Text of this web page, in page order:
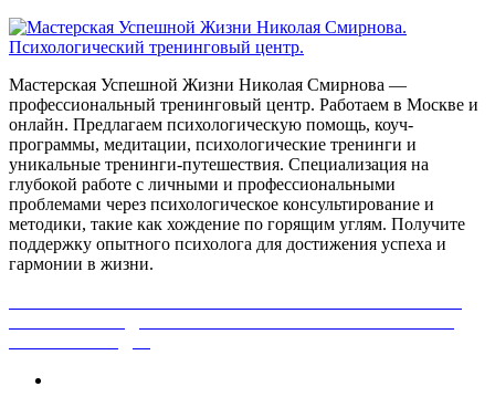
Мастерская Успешной Жизни Николая Смирнова —
профессиональный тренинговый центр. Работаем в Москве и
онлайн. Предлагаем психологическую помощь, коуч-
программы, медитации, психологические тренинги и
уникальные тренинги-путешествия. Специализация на
глубокой работе с личными и профессиональными
проблемами через психологическое консультирование и
методики, такие как хождение по горящим углям. Получите
поддержку опытного психолога для достижения успеха и
гармонии в жизни.